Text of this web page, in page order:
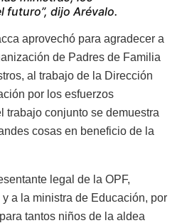
futuro”, dijo Arévalo.
aprovechó para agradecer a
de Padres de Familia
al trabajo de la Dirección
por los esfuerzos
trabajo conjunto se demuestra
cosas en beneficio de la
legal de la OPF,
a la ministra de Educación, por
tantos niños de la aldea